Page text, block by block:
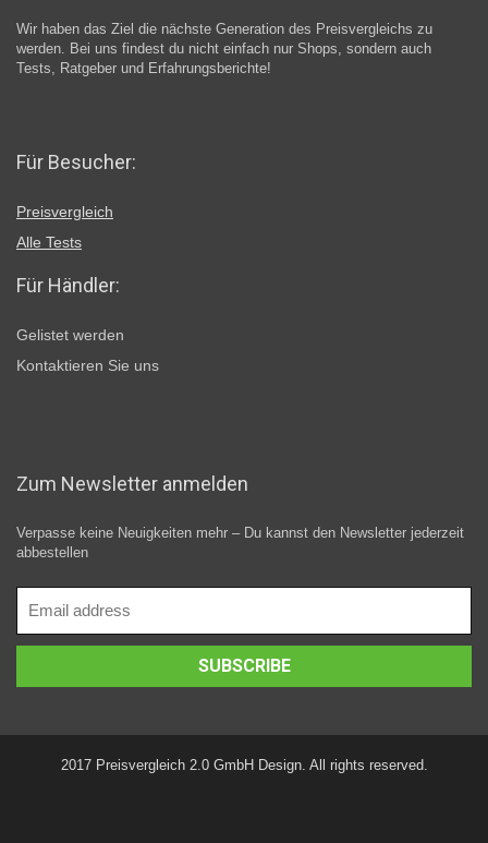
Wir haben das Ziel die nächste Generation des Preisvergleichs zu
werden. Bei uns findest du nicht einfach nur Shops, sondern auch
Tests, Ratgeber und Erfahrungsberichte!
Für Besucher:
Preisvergleich
Alle Tests
Für Händler:
Gelistet werden
Kontaktieren Sie uns
Zum Newsletter anmelden
Verpasse keine Neuigkeiten mehr – Du kannst den Newsletter jederzeit
abbestellen
2017 Preisvergleich 2.0 GmbH Design. All rights reserved.